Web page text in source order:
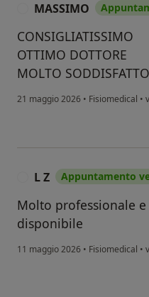
MASSIMO
CONSIGLIATISSIMO
OTTIMO DOTTORE
MOLTO
21 maggio 2026 • Fisiomedical •
L Z Appuntamento
Molto professionale
disponibile
11 maggio 2026 • Fisiomedical •